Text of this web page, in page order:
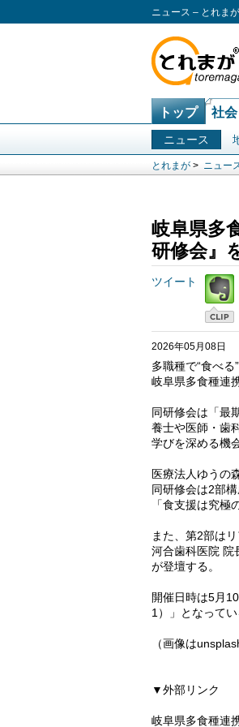
ニュース – とれま
トップ 社会
ニュース
とれまが > ニュー
岐阜県多
研修会』
ツイート
2026年05月08日
多職種で“食べ
岐阜県多食種連
同研修会は「最
養士や医師・歯
学びを深める機
医療法人ゆうの
同研修会は2部
「食支援は究極
また、第2部は
河合歯科医院 院
が登壇する。
開催日時は5月
1）」となって
（画像は
▼外部リンク
岐阜県多食種連